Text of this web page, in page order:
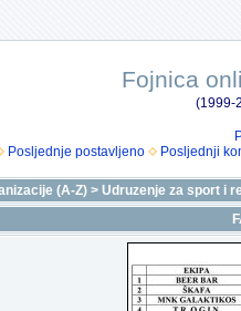
Fojnica
(1999-
Posljednje postavljeno Posljednji
(A-Z) > Udruzenje za sport i